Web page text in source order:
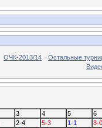
ОЧК-2013/14
Остальные
3 4 5
6
2-4 5-3 1-1
3-0